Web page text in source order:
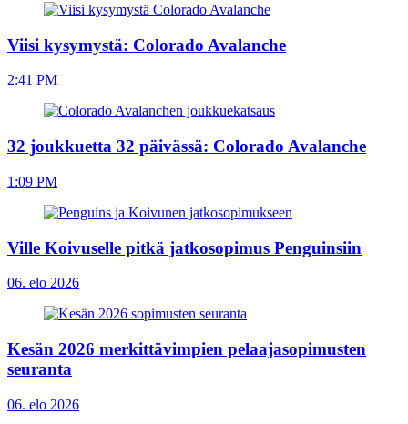
Viisi kysymystä: Colorado Avalanche
2:41 PM
32 joukkuetta 32 päivässä: Colorado Avalanche
1:09 PM
Ville Koivuselle pitkä jatkosopimus Penguinsiin
06. elo 2026
Kesän 2026 merkittävimpien pelaajasopimusten
seuranta
06. elo 2026